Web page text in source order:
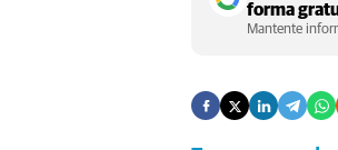
forma
Mantente